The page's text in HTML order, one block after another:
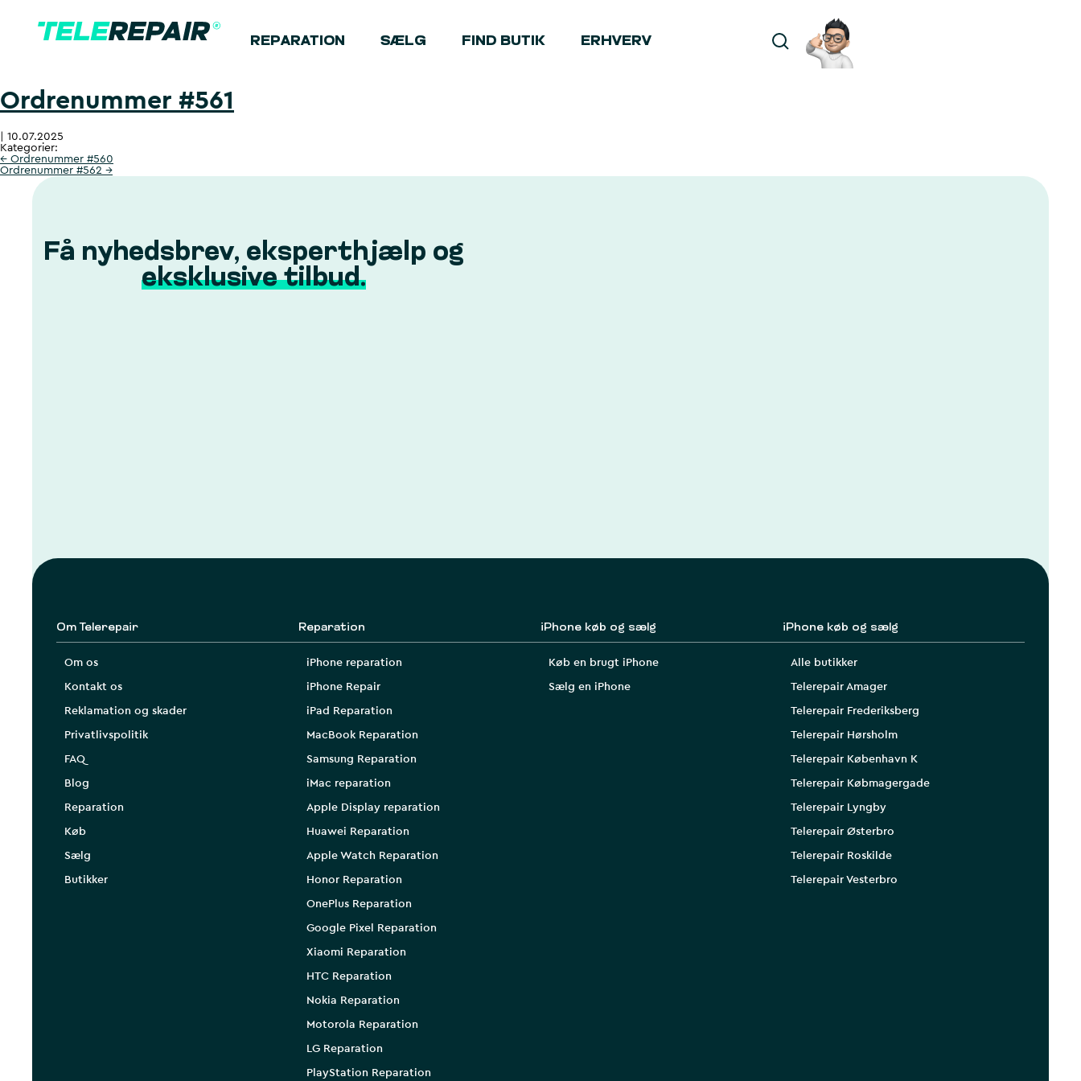
REPARATION SÆLG FIND BUTIK ERHVERV
Ordrenummer #561
10.07.2025
Kategorier:
← Ordrenummer #560
Ordrenummer #562 →
Få nyhedsbrev, eksperthjælp og
eksklusive tilbud.
Om Telerepair
Om os
Kontakt os
Reklamation og skader
Privatlivspolitik
FAQ
Blog
Reparation
Køb
Sælg
Butikker
Reparation
iPhone reparation
iPhone Repair
iPad Reparation
MacBook Reparation
Samsung Reparation
iMac reparation
Apple Display reparation
Huawei Reparation
Apple Watch Reparation
Honor Reparation
OnePlus Reparation
Google Pixel Reparation
Xiaomi Reparation
HTC Reparation
Nokia Reparation
Motorola Reparation
LG Reparation
PlayStation Reparation
iPhone køb og sælg
Køb en brugt iPhone
Sælg en iPhone
iPhone køb og sælg
Alle butikker
Telerepair Amager
Telerepair Frederiksberg
Telerepair Hørsholm
Telerepair København K
Telerepair Købmagergade
Telerepair Lyngby
Telerepair Østerbro
Telerepair Roskilde
Telerepair Vesterbro